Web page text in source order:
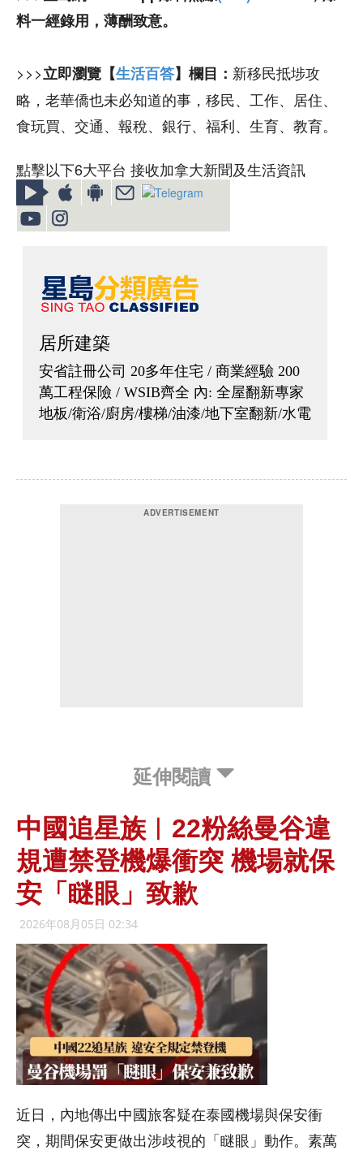
料一經錄用，薄酬致意。
>>>立即瀏覽【生活百答】欄目： 新移民抵埗攻
略，老華僑也未必知道的事，移民、工作、居住、
食玩買、交通、報稅、銀行、福利、生育、教育。
點擊以下6大平台 接收加拿大新聞及生活資訊
延伸閱讀
中國追星族︱22粉絲曼谷違
規遭禁登機爆衝突 機場就保
安「瞇眼」致歉
2026年08月05日 02:34
近日，內地傳出中國旅客疑在泰國機場與保安衝
突，期間保安更做出涉歧視的「瞇眼」動作。素萬